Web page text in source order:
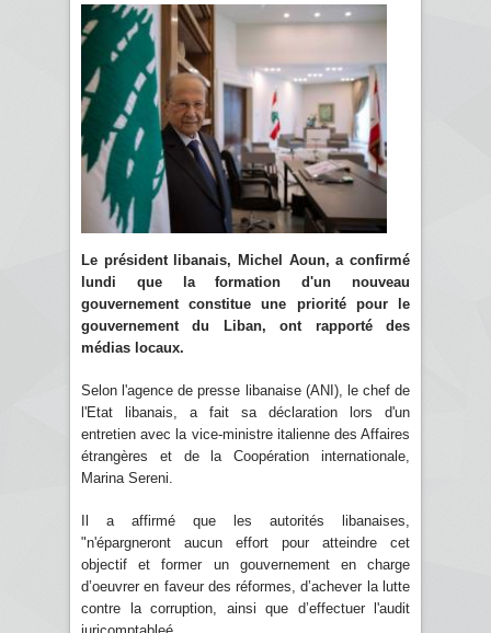
Le président libanais, Michel Aoun, a confirmé
lundi que la formation d'un nouveau
gouvernement constitue une priorité pour le
gouvernement du Liban, ont rapporté des
médias locaux.
Selon l'agence de presse libanaise (ANI), le chef de
l'Etat libanais, a fait sa déclaration lors d'un
entretien avec la vice-ministre italienne des Affaires
étrangères et de la Coopération internationale,
Marina Sereni.
Il a affirmé que les autorités libanaises,
"n'épargneront aucun effort pour atteindre cet
objectif et former un gouvernement en charge
d’oeuvrer en faveur des réformes, d’achever la lutte
contre la corruption, ainsi que d’effectuer l'audit